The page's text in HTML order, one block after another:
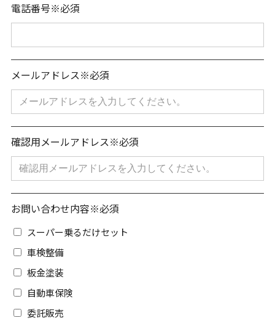
電話番号※必須
メールアドレス※必須
確認用メールアドレス※必須
お問い合わせ内容※必須
スーパー乗るだけセット
車検整備
板金塗装
自動車保険
委託販売